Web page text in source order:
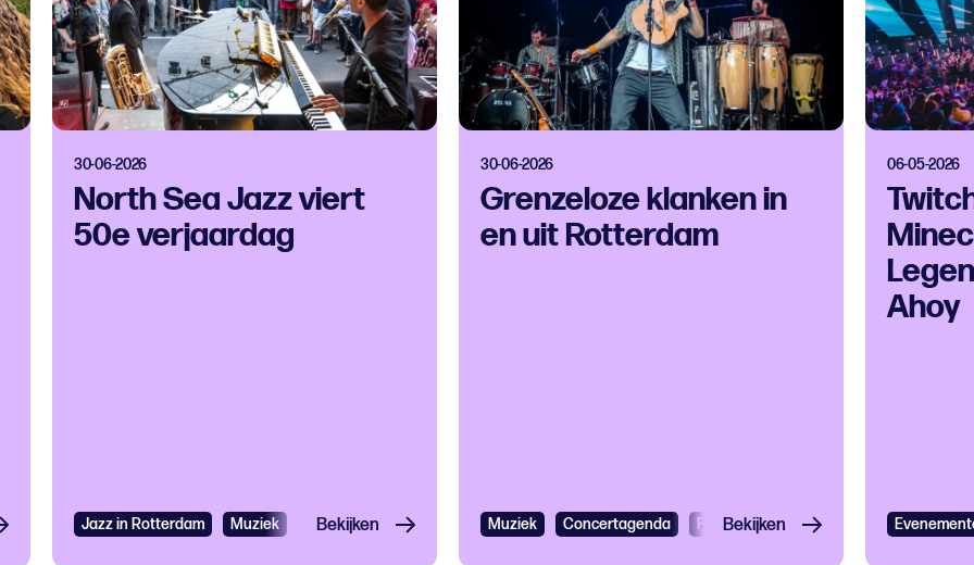
30-06-2026
North Sea Jazz viert
50e verjaardag
Jazz in Rotterdam Muziek Concertagenda Festival Jazz Muziekfestival
Bekijken
30-06-2026
Grenzeloze klanken in
en uit Rotterdam
Muziek Concertagenda Festivals Cultureel festival
Bekijken
06-05-2026
Ahoy